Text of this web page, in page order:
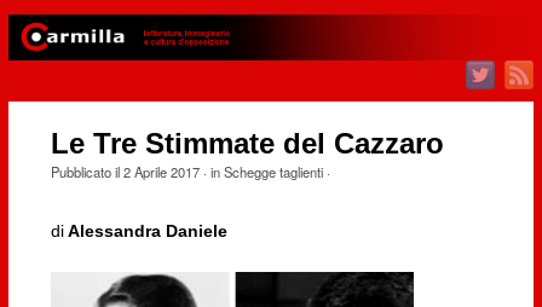
Le Tre Stimmate del Cazzaro
Pubblicato il2 Aprile 2017· inSchegge taglienti·
diAlessandra Daniele